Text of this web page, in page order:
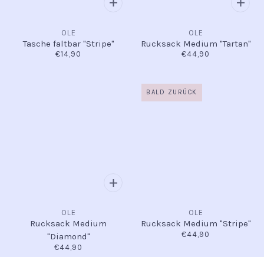
OLE
Tasche faltbar "Stripe"
€14,90
OLE
Rucksack Medium "Tartan"
€44,90
OLE
Rucksack Medium
"Diamond"
€44,90
BALD ZURÜCK
OLE
Rucksack Medium "Stripe"
€44,90